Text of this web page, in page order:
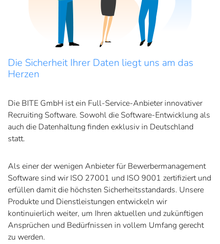
Die Sicherheit Ihrer Daten liegt uns am das
Herzen
Die BITE GmbH ist ein Full-Service-Anbieter innovativer
Recruiting Software. Sowohl die Software-Entwicklung als
auch die Datenhaltung finden exklusiv in Deutschland
statt.
Als einer der wenigen Anbieter für Bewerbermanagement
Software sind wir ISO 27001 und ISO 9001 zertifiziert und
erfüllen damit die höchsten Sicherheitsstandards. Unsere
Produkte und Dienstleistungen entwickeln wir
kontinuierlich weiter, um Ihren aktuellen und zukünftigen
Ansprüchen und Bedürfnissen in vollem Umfang gerecht
zu werden.